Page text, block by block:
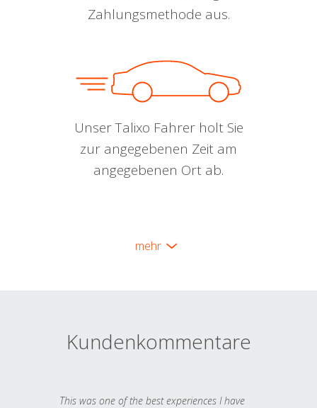
Zahlungsmethode aus.
Unser Talixo Fahrer holt Sie
zur angegebenen Zeit am
angegebenen Ort ab.
mehr
Kundenkommentare
This was one of the best experiences I have